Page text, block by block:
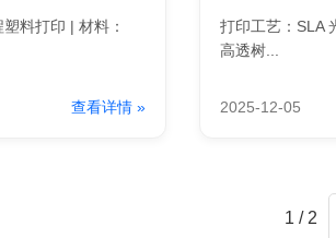
料打印 | 材料：
查看详情 »
打印工艺：SLA
高透树...
2025-12-05
1 / 2